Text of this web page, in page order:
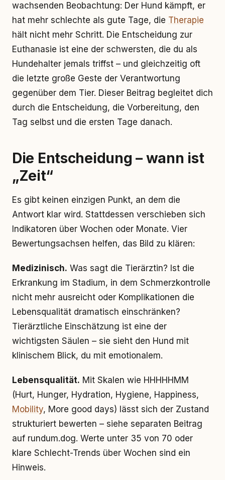
wachsenden Beobachtung: Der Hund kämpft, er
hat mehr schlechte als gute Tage, die Therapie
hält nicht mehr Schritt. Die Entscheidung zur
Euthanasie ist eine der schwersten, die du als
Hundehalter jemals triffst – und gleichzeitig oft
die letzte große Geste der Verantwortung
gegenüber dem Tier. Dieser Beitrag begleitet dich
durch die Entscheidung, die Vorbereitung, den
Tag selbst und die ersten Tage danach.
Die Entscheidung – wann ist
„Zeit“
Es gibt keinen einzigen Punkt, an dem die
Antwort klar wird. Stattdessen verschieben sich
Indikatoren über Wochen oder Monate. Vier
Bewertungsachsen helfen, das Bild zu klären:
Medizinisch. Was sagt die Tierärztin? Ist die
Erkrankung im Stadium, in dem Schmerzkontrolle
nicht mehr ausreicht oder Komplikationen die
Lebensqualität dramatisch einschränken?
Tierärztliche Einschätzung ist eine der
wichtigsten Säulen – sie sieht den Hund mit
klinischem Blick, du mit emotionalem.
Lebensqualität. Mit Skalen wie HHHHHMM
(Hurt, Hunger, Hydration, Hygiene, Happiness,
Mobility, More good days) lässt sich der Zustand
strukturiert bewerten – siehe separaten Beitrag
auf rundum.dog. Werte unter 35 von 70 oder
klare Schlecht-Trends über Wochen sind ein
Hinweis.